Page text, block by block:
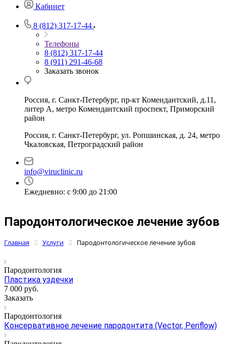
Кабинет
8 (812) 317-17-44
Телефоны
8 (812) 317-17-44
8 (911) 291-46-68
Заказать звонок
Россия, г. Санкт-Петербург, пр-кт Комендантский, д.11,
литер А, метро Комендантский проспект, Приморский
район
Россия, г. Санкт-Петербург, ул. Ропшинская, д. 24, метро
Чкаловская, Петроградский район
info@viruclinic.ru
Ежедневно: с 9:00 до 21:00
Пародонтологическое лечение зубов
Главная Услуги Пародонтологическое лечение зубов
Пародонтология
Пластика уздечки
7 000 руб.
Заказать
Пародонтология
Консервативное лечение пародонтита (Vector, Periflow)